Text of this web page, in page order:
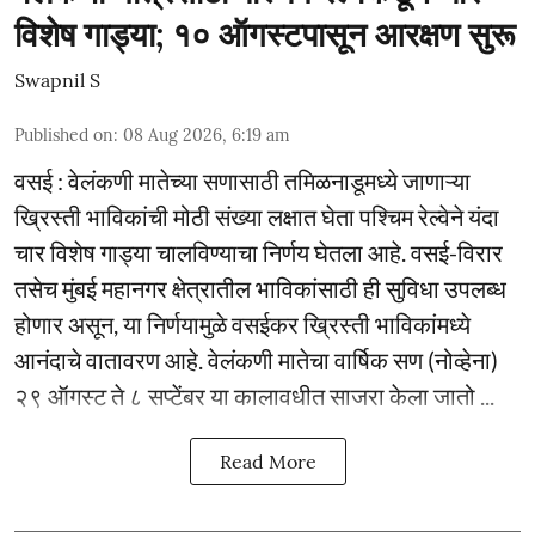
विशेष गाड्या; १० ऑगस्टपासून आरक्षण सुरू
Swapnil S
Published on: 08 Aug 2026, 6:19 am
वसई : वेलंकणी मातेच्या सणासाठी तमिळनाडूमध्ये जाणाऱ्या
ख्रिस्ती भाविकांची मोठी संख्या लक्षात घेता पश्चिम रेल्वेने यंदा
चार विशेष गाड्या चालविण्याचा निर्णय घेतला आहे. वसई-विरार
तसेच मुंबई महानगर क्षेत्रातील भाविकांसाठी ही सुविधा उपलब्ध
होणार असून, या निर्णयामुळे वसईकर ख्रिस्ती भाविकांमध्ये
आनंदाचे वातावरण आहे. वेलंकणी मातेचा वार्षिक सण (नोव्हेना)
२९ ऑगस्ट ते ८ सप्टेंबर या कालावधीत साजरा केला जातो ...
Read More